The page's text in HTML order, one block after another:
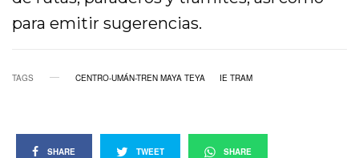
para emitir sugerencias.
TAGS CENTRO-UMÁN-TREN MAYA TEYA IE TRAM
SHARE TWEET SHARE